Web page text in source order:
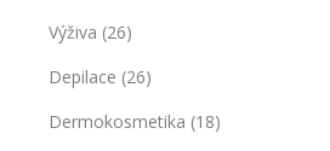
Výživa (26)
Depilace (26)
Dermokosmetika (18)